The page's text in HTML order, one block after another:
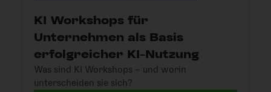
KI Workshops für
Unternehmen als Basis
erfolgreicher KI-Nutzung
Was sind KI Workshops – und worin
unterscheiden sie sich?